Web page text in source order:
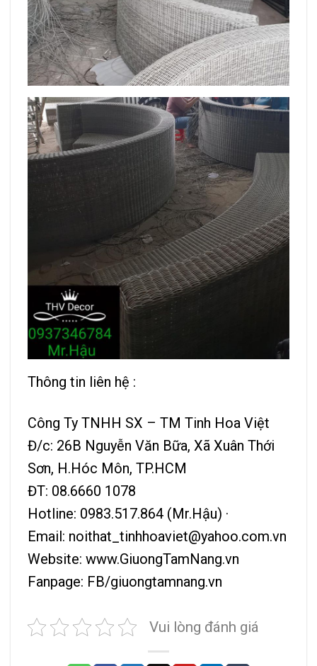
Thông tin liên hệ :
Công Ty TNHH SX – TM Tinh Hoa Việt
Đ/c: 26B Nguyễn Văn Bữa, Xã Xuân Thới
Sơn, H.Hóc Môn, TP.HCM
ĐT: 08.6660 1078
Hotline: 0983.517.864 (Mr.Hậu) ·
Email: noithat_tinhhoaviet@yahoo.com.vn
Website: www.GiuongTamNang.vn
Fanpage: FB/giuongtamnang.vn
Vui lòng đánh giá